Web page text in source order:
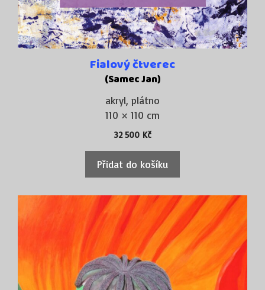
Fialový čtverec
(Samec Jan)
akryl, plátno
110 × 110 cm
32 500 Kč
Přidat do košíku